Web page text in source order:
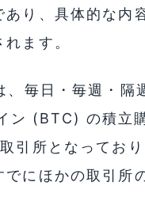
り、具体的な内
ます。
、毎日・毎週・
(BTC) の積立
引所となってお
にほかの取引所